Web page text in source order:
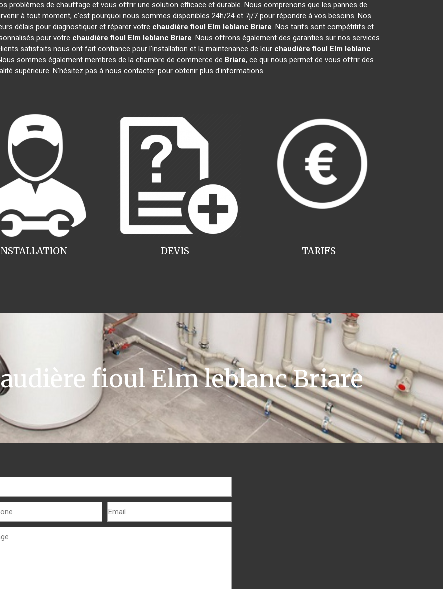
problèmes de chauffage et vous offrir une solution efficace et durable. Nous comprenons que les pannes de
à tout moment, c'est pourquoi nous sommes disponibles 24h/24 et 7j/7 pour répondre à vos besoins. Nos
délais pour diagnostiquer et réparer votre chaudière fioul Elm leblanc Briare. Nos tarifs sont compétitifs et
pour votre chaudière fioul Elm leblanc Briare. Nous offrons également des garanties sur nos services
satisfaits nous ont fait confiance pour l'installation et la maintenance de leur chaudière fioul Elm leblanc
sommes également membres de la chambre de commerce de Briare, ce qui nous permet de vous offrir des
supérieure. N'hésitez pas à nous contacter pour obtenir plus d'informations
TARIFS
DEVIS
fioul Elm leblanc Briare